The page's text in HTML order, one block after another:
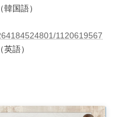
韓国語）
1120619567
英語）